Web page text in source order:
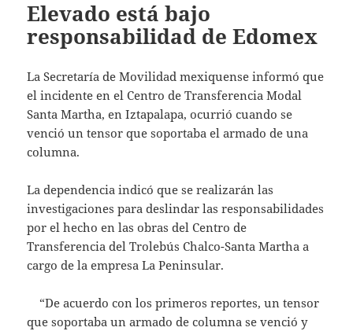
Elevado está bajo
responsabilidad de Edomex
La Secretaría de Movilidad mexiquense informó que
el incidente en el Centro de Transferencia Modal
Santa Martha, en Iztapalapa, ocurrió cuando se
venció un tensor que soportaba el armado de una
columna.
La dependencia indicó que se realizarán las
investigaciones para deslindar las responsabilidades
por el hecho en las obras del Centro de
Transferencia del Trolebús Chalco-Santa Martha a
cargo de la empresa La Peninsular.
“De acuerdo con los primeros reportes, un tensor
que soportaba un armado de columna se venció y